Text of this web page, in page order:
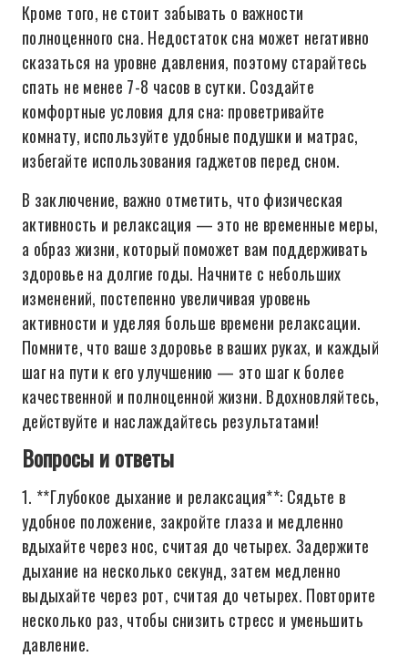
Кроме того, не стоит забывать о важности
полноценного сна. Недостаток сна может негативно
сказаться на уровне давления, поэтому старайтесь
спать не менее 7-8 часов в сутки. Создайте
комфортные условия для сна: проветривайте
комнату, используйте удобные подушки и матрас,
избегайте использования гаджетов перед сном.
В заключение, важно отметить, что физическая
активность и релаксация — это не временные меры,
а образ жизни, который поможет вам поддерживать
здоровье на долгие годы. Начните с небольших
изменений, постепенно увеличивая уровень
активности и уделяя больше времени релаксации.
Помните, что ваше здоровье в ваших руках, и каждый
шаг на пути к его улучшению — это шаг к более
качественной и полноценной жизни. Вдохновляйтесь,
действуйте и наслаждайтесь результатами!
Вопросы и ответы
1. **Глубокое дыхание и релаксация**: Сядьте в
удобное положение, закройте глаза и медленно
вдыхайте через нос, считая до четырех. Задержите
дыхание на несколько секунд, затем медленно
выдыхайте через рот, считая до четырех. Повторите
несколько раз, чтобы снизить стресс и уменьшить
давление.